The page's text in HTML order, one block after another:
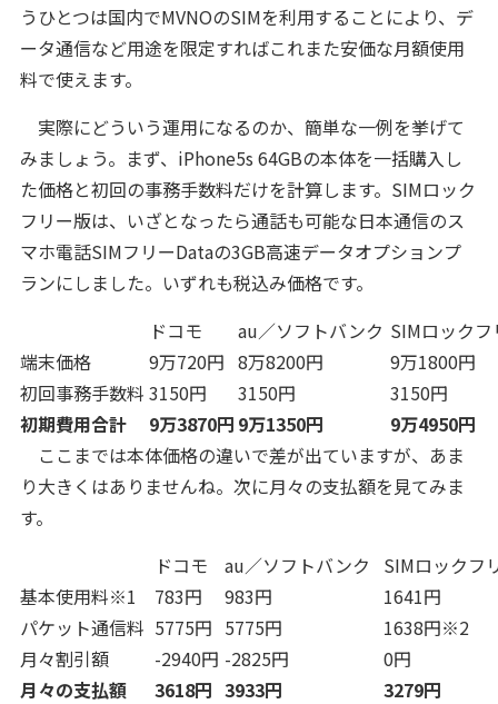
うひとつは国内でMVNOのSIMを利用することにより、デ
ータ通信など用途を限定すればこれまた安価な月額使用
料で使えます。
実際にどういう運用になるのか、簡単な一例を挙げて
みましょう。まず、iPhone5s 64GBの本体を一括購入し
た価格と初回の事務手数料だけを計算します。SIMロック
フリー版は、いざとなったら通話も可能な日本通信のス
マホ電話SIMフリーDataの3GB高速データオプションプ
ランにしました。いずれも税込み価格です。
ドコモ
au／ソフトバンク SIMロック
端末価格
9万720円 8万8200円
9万1800円
初回事務手数料 3150円 3150円
3150円
初期費用合計
9万3870円 9万1350円
9万4950円
ここまでは本体価格の違いで差が出ていますが、あま
り大きくはありませんね。次に月々の支払額を見てみま
す。
ドコモ
au／ソフトバンク
SIMロックフ
基本使用料※1
783円 983円
1641円
パケット通信料 5775円 5775円
1638円※2
月々割引額
-2940円 -2825円
0円
月々の支払額
3618円 3933円
3279円